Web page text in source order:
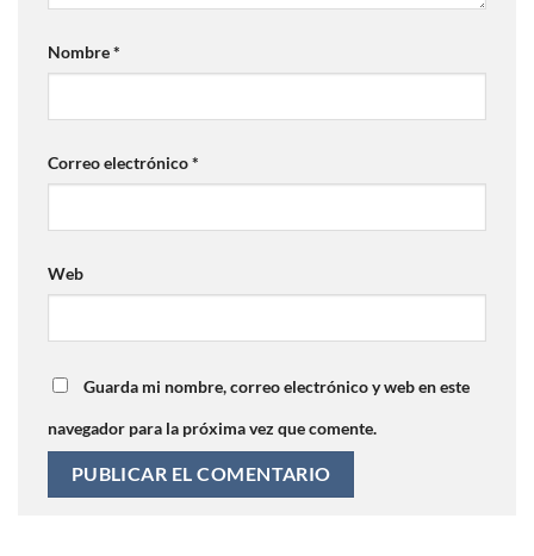
Nombre*
Correo electrónico*
Web
Guarda mi nombre, correo electrónico y web en este
navegador para la próxima vez que comente.